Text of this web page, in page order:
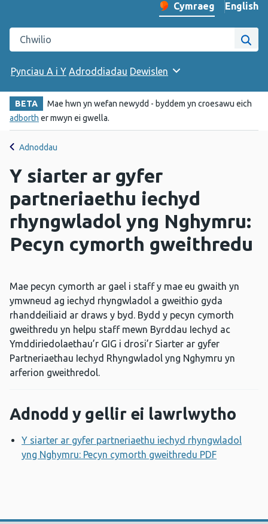
Newid iaith y wefan
Cymraeg English
–
Chwilio gwefan Iechyd Cyhoeddus Cymru
Pynciau A i Y Adroddiadau Dewislen
BETA
Mae hwn yn wefan newydd - byddem yn croesawu eich
adborth er mwyn ei gwella.
Adnoddau
Y siarter ar gyfer
partneriaethu iechyd
rhyngwladol yng Nghymru:
Pecyn cymorth gweithredu
Mae pecyn cymorth ar gael i staff y mae eu gwaith yn
ymwneud ag iechyd rhyngwladol a gweithio gyda
rhanddeiliaid ar draws y byd. Bydd y pecyn cymorth
gweithredu yn helpu staff mewn Byrddau Iechyd ac
Ymddiriedolaethau’r GIG i drosi’r Siarter ar gyfer
Partneriaethau Iechyd Rhyngwladol yng Nghymru yn
arferion gweithredol.
Adnodd y gellir ei lawrlwytho
Y siarter ar gyfer partneriaethu iechyd rhyngwladol
yng Nghymru: Pecyn cymorth gweithredu PDF